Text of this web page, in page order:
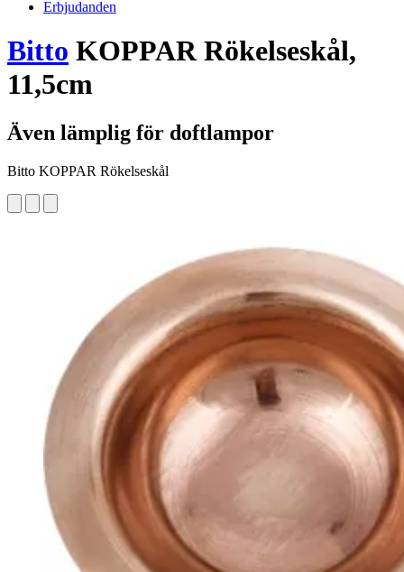
Erbjudanden
Bitto KOPPAR Rökelseskål,
11,5cm
Även lämplig för doftlampor
Bitto KOPPAR Rökelseskål